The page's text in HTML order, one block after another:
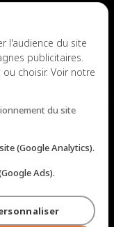
– 18h
droits réservés.
l'audience du site
publicitaires.
choisir. Voir notre
du site
(Google Analytics).
Ads).